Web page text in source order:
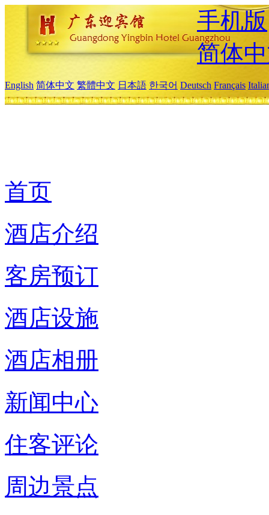
手机版
简体
English 简体中文 繁體中文 日本語 한국어 Deutsch Français
首页
酒店介绍
客房预订
酒店设施
酒店相册
新闻中心
住客评论
周边景点